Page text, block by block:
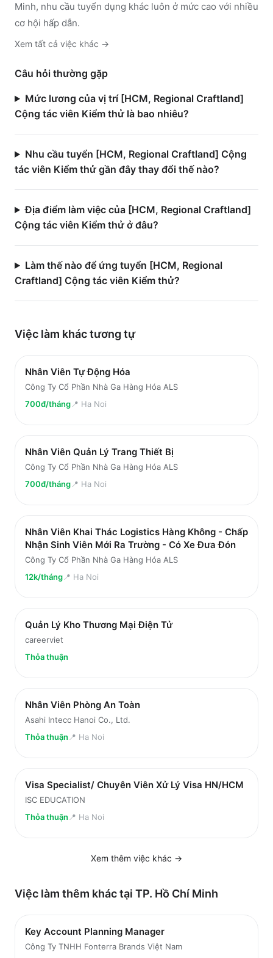
Minh, nhu cầu tuyển dụng khác luôn ở mức cao với nhiều
cơ hội hấp dẫn.
Xem tất cả việc khác →
Câu hỏi thường gặp
Mức lương của vị trí [HCM, Regional Craftland]
Cộng tác viên Kiểm thử là bao nhiêu?
Nhu cầu tuyển [HCM, Regional Craftland] Cộng
tác viên Kiểm thử gần đây thay đổi thế nào?
Địa điểm làm việc của [HCM, Regional Craftland]
Cộng tác viên Kiểm thử ở đâu?
Làm thế nào để ứng tuyển [HCM, Regional
Craftland] Cộng tác viên Kiểm thử?
Việc làm kháctương tự
Nhân Viên Tự Động Hóa
Công Ty Cổ Phần Nhà Ga Hàng Hóa ALS
700đ/tháng📍 Ha Noi
Nhân Viên Quản Lý Trang Thiết Bị
Công Ty Cổ Phần Nhà Ga Hàng Hóa ALS
700đ/tháng📍 Ha Noi
Nhân Viên Khai Thác Logistics Hàng Không - Chấp
Nhận Sinh Viên Mới Ra Trường - Có Xe Đưa Đón
Công Ty Cổ Phần Nhà Ga Hàng Hóa ALS
12k/tháng📍 Ha Noi
Quản Lý Kho Thương Mại Điện Tử
careerviet
Thỏa thuận
Nhân Viên Phòng An Toàn
Asahi Intecc Hanoi Co., Ltd.
Thỏa thuận 📍 Ha Noi
Visa Specialist/ Chuyên Viên Xử Lý Visa HN/HCM
ISC EDUCATION
Thỏa thuận 📍 Ha Noi
Xem thêm việc khác →
Việc làm thêm khác tại TP. Hồ Chí Minh
Key Account Planning Manager
Công Ty TNHH Fonterra Brands Việt Nam